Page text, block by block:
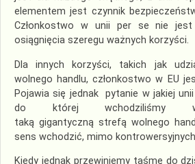
elementem jest czynnik
Członkostwo w unii per se nie
osiągnięcia szeregu ważnych korzyści.
Dla innych korzyści, takich jak
wolnego handlu, członkostwo w EU
Pojawia się jednak pytanie w jakiej
do której wchodziliśmy
taką gigantyczną strefą wolnego
sens wchodzić, mimo
Kiedy jednak przewiniemy taśmę do